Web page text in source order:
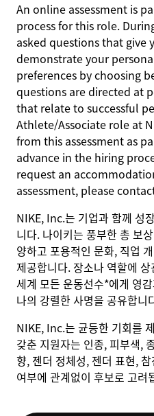
An online assessment is
process for this role.
asked questions that give
demonstrate your
preferences by choosing
questions are directed at
that relate to successful
Athlete/Associate role at
from this assessment as
advance in the hiring
request an
assessment, please
NIKE, Inc.는 기업과 함께 성
니다. 나이키는 풍부한 총 보
양하고 포용적인 문화, 직업
제공합니다. 장소나 역할에
세계 모든 운동선수*에게 영
나의 강렬한 사명을 공유합니
NIKE, Inc.는 균등한 기회를
갖춘 지원자는 인종, 피부색,
향, 젠더 정체성, 젠더 표현,
여부에 관계없이 후보로 고려